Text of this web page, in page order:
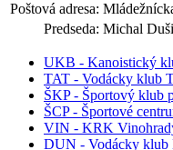
Poštová adresa:
Predseda: Michal
UKB - Kanoistický
TAT - Vodácky klub
ŠKP - Športový klub
ŠCP - Športové
VIN - KRK
DUN - Vodácky klub